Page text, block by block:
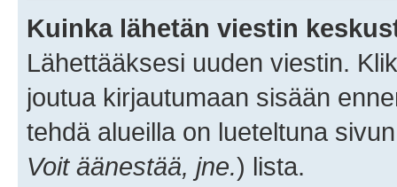
Kuinka lähetän viestin
Lähettääksesi uuden viestin.
joutua kirjautumaan sisään
tehdä alueilla on lueteltuna
Voit äänestää, jne.) lista.